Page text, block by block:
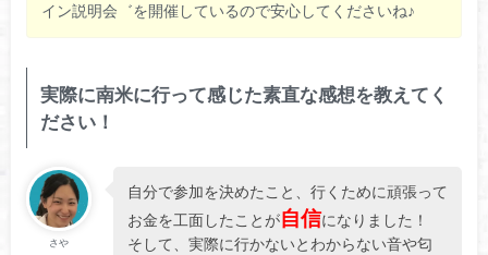
イン説明会゛を開催しているので安心してくださいね♪
実際に南米に行って感じた素直な感想を教えてく
ださい！
さや
自分で参加を決めたこと、行くために頑張って
お金を工面したことが自信になりました！
そして、実際に行かないとわからない音や匂